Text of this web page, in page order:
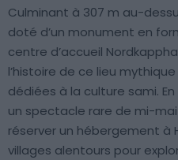
Culminant à 307 m au-
doté d’un monument en
centre d’accueil
l’histoire de ce lieu
dédiées à la culture sami.
un spectacle rare de mi-mai
réserver un hébergement à
villages alentours pour